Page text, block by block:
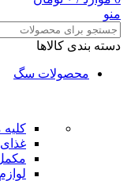
منو
دسته بندی کالاها
محصولات سگ